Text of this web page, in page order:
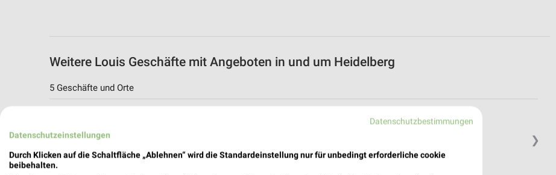
Weitere Louis Geschäfte mit Angeboten in und um Heidelberg
5 Geschäfte und Orte
❯
Heilbronn, Deutschland
474,19 km
Datenschutzbestimmungen
Datenschutzeinstellungen
Durch Klicken auf die Schaltfläche „Ablehnen“ wird die Standardeinstellung nur für unbedingt erforderliche cookie
beibehalten.